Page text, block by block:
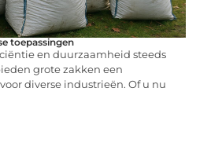
toepassingen
en duurzaamheid steeds
grote zakken een
diverse industrieën. Of u nu